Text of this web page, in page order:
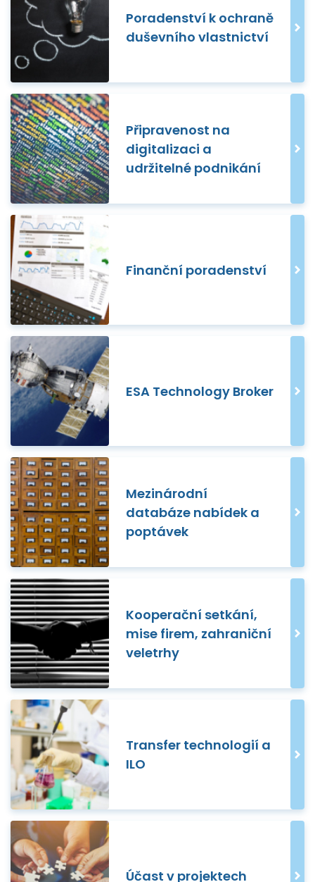
Poradenství k ochraně
duševního vlastnictví
Připravenost na
digitalizaci a
udržitelné podnikání
Finanční poradenství
ESA Technology Broker
Mezinárodní
databáze nabídek a
poptávek
Kooperační setkání,
mise firem, zahraniční
veletrhy
Transfer technologií a
ILO
Účast v projektech